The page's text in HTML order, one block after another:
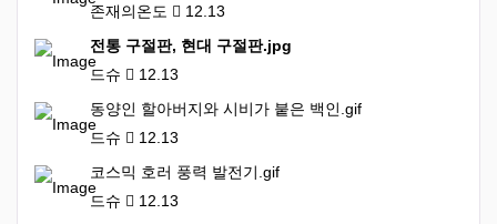
존재의온도
12.13
전통 구절판, 현대 구절판.jpg
드슈
12.13
동양인 할아버지와 시비가 붙은 백인.gif
드슈
12.13
코스믹 호러 풍력 발전기.gif
드슈
12.13